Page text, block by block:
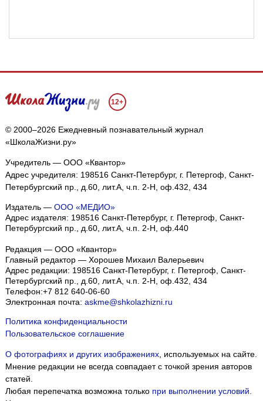
12+
© 2000–2026 Ежедневный познавательный журнал
«ШколаЖизни.ру»
Учредитель — ООО «Квантор»
Адрес учредителя: 198516 Санкт-Петербург, г. Петергоф, Санкт-
Петербургский пр., д.60, лит.А, ч.п. 2-Н, оф.432, 434
Издатель — ООО «МЕДИО»
Адрес издателя: 198516 Санкт-Петербург, г. Петергоф, Санкт-
Петербургский пр., д.60, лит.А, ч.п. 2-Н, оф.440
Редакция — ООО «Квантор»
Главный редактор — Хорошев Михаил Валерьевич
Адрес редакции: 198516 Санкт-Петербург, г. Петергоф, Санкт-
Петербургский пр., д.60, лит.А, ч.п. 2-Н, оф.432, 434
Телефон:+7 812 640-06-60
Электронная почта: askme@shkolazhizni.ru
Политика конфиденциальности
Пользовательское соглашение
О фотографиях и других изображениях, используемых на сайте.
Мнение редакции не всегда совпадает с точкой зрения авторов
статей.
Любая перепечатка возможна только при выполнении условий.